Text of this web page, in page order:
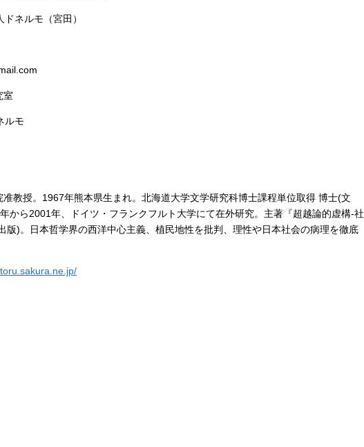
ネルモ（宮田）
室
ルモ
教授。1967年熊本県生まれ。北海道大学文学研究科博士課程単位取得 博士(文
から2001年、ドイツ・フランクフルト大学にて在外研究。主著『超越論的虚構-社
版)。日本哲学界の西洋中心主義、植民地性を批判、理性や日本社会の病理を徹底